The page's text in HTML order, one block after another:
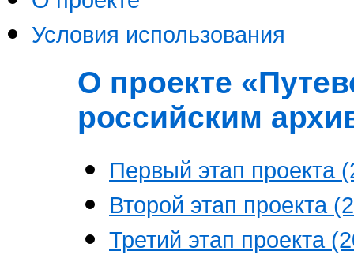
Условия использования
О проекте
российским
Первый этап проекта
Второй этап проекта
Третий этап проекта